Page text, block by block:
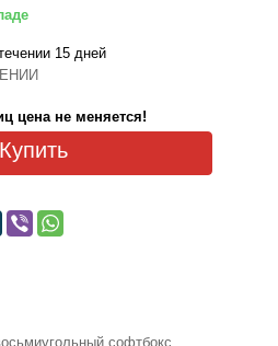
15 дней
цена не меняется!
Купить
софтбокс